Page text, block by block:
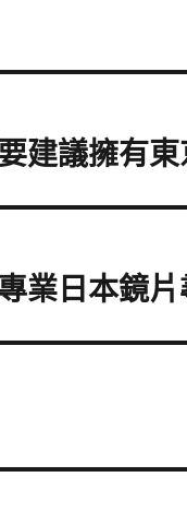
建議擁有
業日本鏡